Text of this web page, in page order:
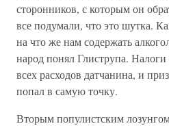
сторонников, с которым он
все подумали, что это шутка.
на что же нам содержать
народ понял Глиструпа.
всех расходов датчанина, и
попал в самую точку.
Вторым популистским